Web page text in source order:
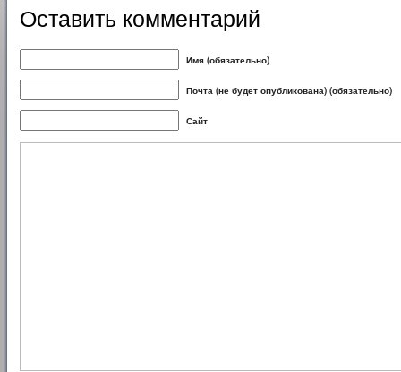
Оставить комментарий
Имя (обязательно)
Почта (не будет опубликована) (обязательно)
Сайт